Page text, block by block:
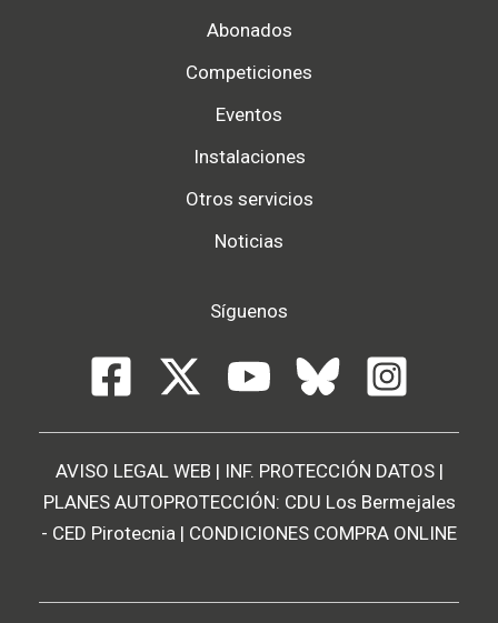
Abonados
Competiciones
Eventos
Instalaciones
Otros servicios
Noticias
Síguenos
AVISO LEGAL WEB | INF. PROTECCIÓN DATOS|
PLANES AUTOPROTECCIÓN: CDU Los Bermejales
- CED Pirotecnia | CONDICIONES COMPRA ONLINE